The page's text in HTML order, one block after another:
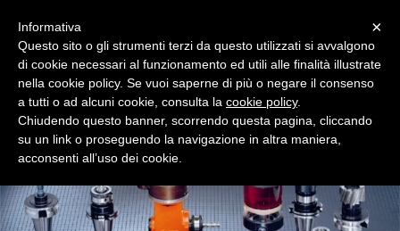
BAKÜER
Accessori e portautensili per macchine utensili
×
Informativa
Questo sito o gli strumenti terzi da questo utilizzati si avvalgono
di cookie necessari al funzionamento ed utili alle finalità illustrate
nella cookie policy. Se vuoi saperne di più o negare il consenso
a tutti o ad alcuni cookie, consulta la cookie policy.
Chiudendo questo banner, scorrendo questa pagina, cliccando
su un link o proseguendo la navigazione in altra maniera,
acconsenti all’uso dei cookie.